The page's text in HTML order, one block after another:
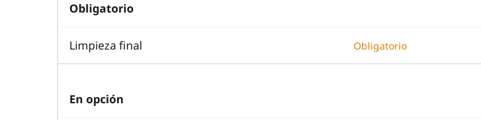
Obligatorio
Limpieza final Obligatorio
En opción